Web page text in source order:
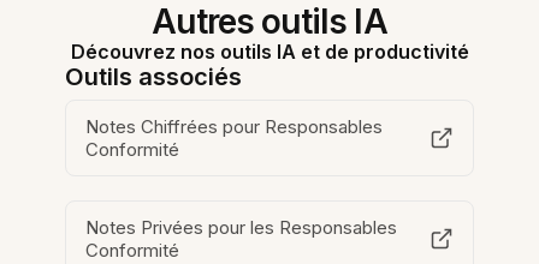
Autres outils IA
Découvrez nos outils IA et de productivité
Outils associés
Notes Chiffrées pour Responsables
Conformité
Notes Privées pour les Responsables
Conformité